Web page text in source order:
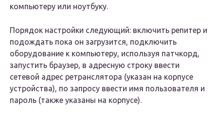
компьютеру или ноутбуку.
Порядок настройки следующий: включить репитер и
подождать пока он загрузится, подключить
оборудование к компьютеру, используя патчкорд,
запустить браузер, в адресную строку ввести
сетевой адрес ретранслятора (указан на корпусе
устройства), по запросу ввести имя пользователя и
пароль (также указаны на корпусе).